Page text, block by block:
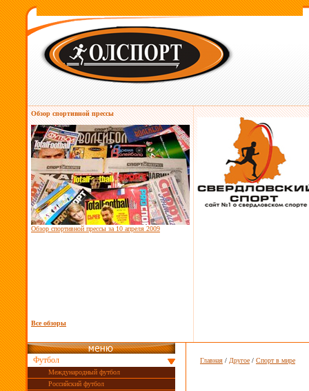
Обзор спортивной прессы
Обзор спортивной прессы за 10 апреля 2009
Все обзоры
Футбол
Международный футбол
Российский футбол
Главная / Другое / Спорт в мире